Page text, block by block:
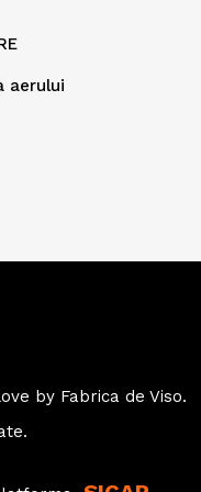
aerului
by Fabrica de Viso.